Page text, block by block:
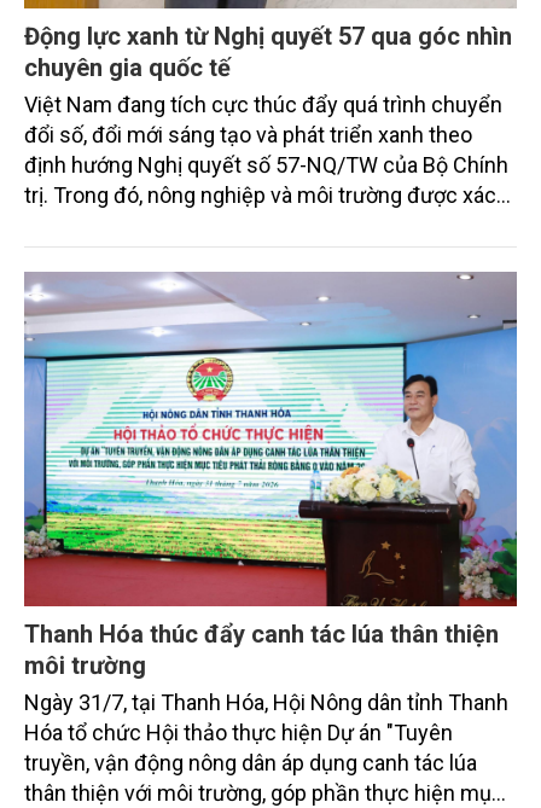
Động lực xanh từ Nghị quyết 57 qua góc nhìn
chuyên gia quốc tế
Việt Nam đang tích cực thúc đẩy quá trình chuyển
đổi số, đổi mới sáng tạo và phát triển xanh theo
định hướng Nghị quyết số 57-NQ/TW của Bộ Chính
trị. Trong đó, nông nghiệp và môi trường được xác
sắc bởi các tiến bộ công nghệ và cam kết bền vững
toàn cầu, đặc biệt là mục tiêu đưa phát thải ròng
bằng 0 (Net-Zero) vào năm 2050.
Thanh Hóa thúc đẩy canh tác lúa thân thiện
môi trường
Ngày 31/7, tại Thanh Hóa, Hội Nông dân tỉnh Thanh
Hóa tổ chức Hội thảo thực hiện Dự án "Tuyên
truyền, vận động nông dân áp dụng canh tác lúa
thân thiện với môi trường, góp phần thực hiện mục